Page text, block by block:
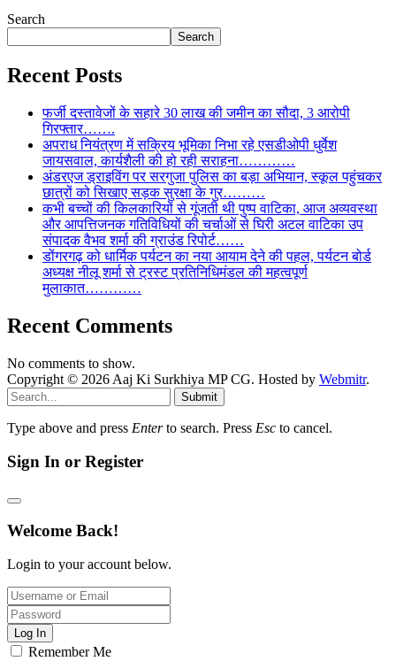
Search
Search
Recent Posts
फर्जी दस्तावेजों के सहारे 30 लाख की जमीन का सौदा, 3 आरोपी
गिरफ्तार…….
अपराध नियंत्रण में सक्रिय भूमिका निभा रहे एसडीओपी धुर्वेश
जायसवाल, कार्यशैली की हो रही सराहना…………
अंडरएज ड्राइविंग पर सरगुजा पुलिस का बड़ा अभियान, स्कूल पहुंचकर
छात्रों को सिखाए सड़क सुरक्षा के गुर………
कभी बच्चों की किलकारियों से गूंजती थी पुष्प वाटिका, आज अव्यवस्था
और आपत्तिजनक गतिविधियों की चर्चाओं से घिरी अटल वाटिका उप
संपादक वैभव शर्मा की ग्राउंड रिपोर्ट……
डोंगरगढ़ को धार्मिक पर्यटन का नया आयाम देने की पहल, पर्यटन बोर्ड
अध्यक्ष नीलू शर्मा से ट्रस्ट प्रतिनिधिमंडल की महत्वपूर्ण
मुलाकात…………
Recent Comments
No comments to show.
Copyright © 2026 Aaj Ki Surkhiya MP CG. Hosted by Webmitr.
Submit
Type above and press Enterto search. Press Esc to cancel.
Sign In or Register
Welcome Back!
Login to your account below.
Log In
Remember Me